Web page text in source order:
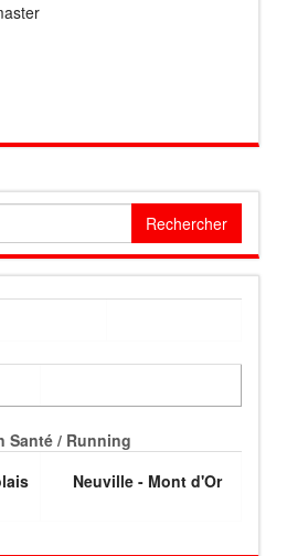
Santé / Running
Neuville - Mont d'Or